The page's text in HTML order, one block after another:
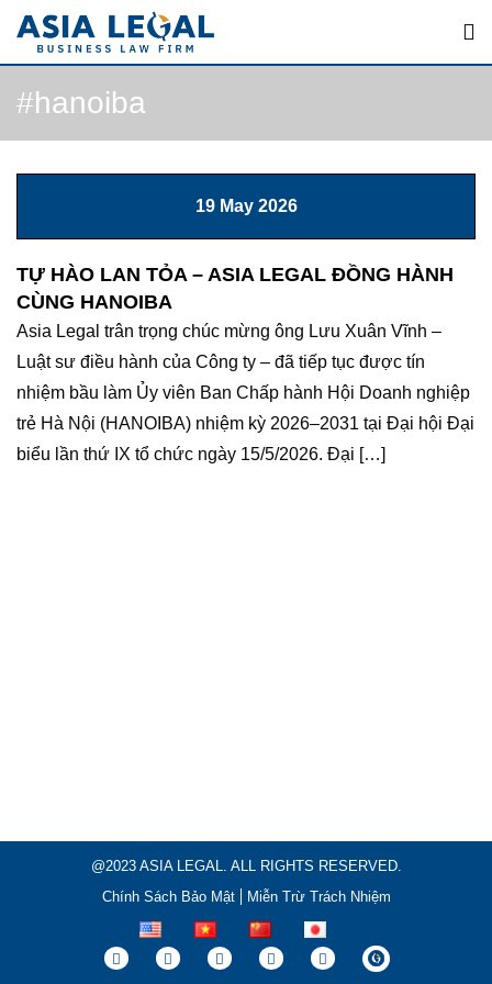
Skip
#hanoiba
19 May 2026
TỰ HÀO LAN TỎA – ASIA LEGAL ĐỒNG HÀNH
CÙNG HANOIBA
Asia Legal trân trọng chúc mừng ông Lưu Xuân Vĩnh –
Luật sư điều hành của Công ty – đã tiếp tục được tín
nhiệm bầu làm Ủy viên Ban Chấp hành Hội Doanh nghiệp
trẻ Hà Nội (HANOIBA) nhiệm kỳ 2026–2031 tại Đại hội Đại
biểu lần thứ IX tổ chức ngày 15/5/2026. Đại […]
@2023 ASIA LEGAL. ALL RIGHTS RESERVED.
Chính Sách Bảo Mật
Miễn Trừ Trách Nhiệm